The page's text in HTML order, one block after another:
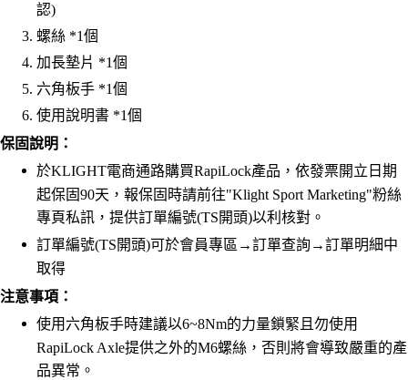
認)
螺絲 *1個
加⻑墊片 *1個
六角板手 *1個
使用說明書 *1個
保固說明：
於KLIGHT電商通路購買RapiLock產品，依發票開立日期
起保固90天，報保固時請前往"Klight Sport Marketing"粉絲
專頁私訊，提供訂單編號(TS開頭)以利核對。
訂單編號(TS開頭)可於會員專區→訂單查詢→訂單明細中
取得
注意事項：
使用六角板手時建議以6~8Nm的力量鎖緊且勿使用
RapiLock Axle提供之外的M6螺絲，否則將會導致嚴重的產
品異常。